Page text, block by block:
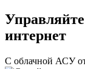
Управляйте
интернет
С облачной АСУ